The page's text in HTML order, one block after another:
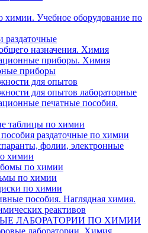
химии. Учебное оборудование по
раздаточные
назначения. Химия
приборы. Химия
приборы
для опытов
для опытов лабораторные
печатные пособия.
таблицы по химии
раздаточные по химии
фолии, электронные
химии
по химии
по химии
по химии
пособия. Наглядная химия.
реактивов
ЛАБОРАТОРИИ ПО ХИМИИ